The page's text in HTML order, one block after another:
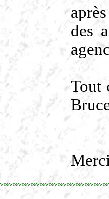
des
Tout